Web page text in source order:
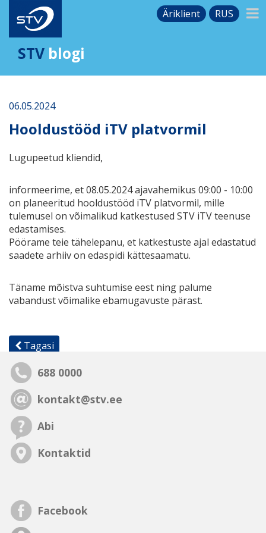
Äriklient RUS
STV blogi
06.05.2024
Hooldustööd iTV platvormil
Lugupeetud kliendid,
informeerime, et 08.05.2024 ajavahemikus 09:00 - 10:00
on planeeritud hooldustööd iTV platvormil, mille
tulemusel on võimalikud katkestused STV iTV teenuse
edastamises.
Pöörame teie tähelepanu, et katkestuste ajal edastatud
saadete arhiiv on edaspidi kättesaamatu.
Täname mõistva suhtumise eest ning palume
vabandust võimalike ebamugavuste pärast.
Tagasi
688 0000
kontakt@stv.ee
Abi
Kontaktid
Facebook